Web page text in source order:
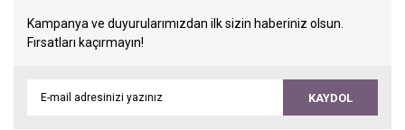
Kampanya ve duyurularımızdan ilk sizin haberiniz olsun.
Fırsatları kaçırmayın!
KAYDOL